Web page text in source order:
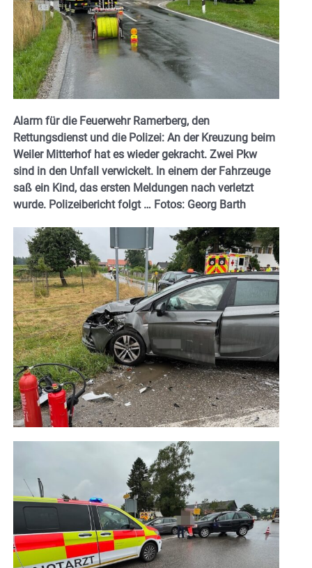
Alarm für die Feuerwehr Ramerberg, den
Rettungsdienst und die Polizei: An der Kreuzung beim
Weiler Mitterhof hat es wieder gekracht. Zwei Pkw
sind in den Unfall verwickelt. In einem der Fahrzeuge
saß ein Kind, das ersten Meldungen nach verletzt
wurde. Polizeibericht folgt … Fotos: Georg Barth